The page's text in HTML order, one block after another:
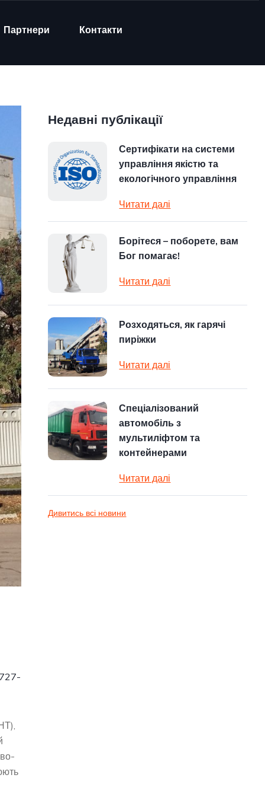
Партнери Контакти
Недавні публікації
Сертифікати на системи
управління якістю та
екологічного управління
Читати далі
Борітеся – поборете, вам
Бог помагає!
Читати далі
Розходяться, як гарячі
пиріжки
Читати далі
Спеціалізований
автомобіль з
мультиліфтом та
контейнерами
Читати далі
Дивитись всі новини